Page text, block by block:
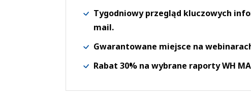
Tygodniowy przegląd kluczowych
mail.
Gwarantowane miejsce na
Rabat 30% na wybrane raporty WH